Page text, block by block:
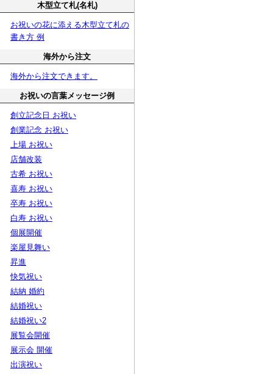
木型立て札(名札)
お祝いの花に添える木型立て札の
書き方 例
海外から注文
海外から注文できます。
お祝いの言葉メッセージ例
創立記念日 お祝い
創業記念 お祝い
上場 お祝い
店舗改装
古希 お祝い
喜寿 お祝い
卒寿 お祝い
白寿 お祝い
個展開催
楽屋見舞い
昇進
快気祝い
結納 婚約
結婚祝い
結婚祝い2
展覧会開催
展示会 開催
出演祝い